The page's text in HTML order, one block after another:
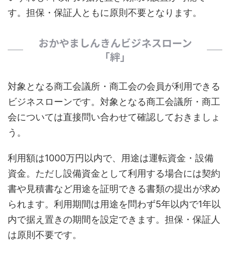
す。担保・保証人ともに原則不要となります。
おかやましんきんビジネスローン
「絆」
対象となる商工会議所・商工会の会員が利用できる
ビジネスローンです。対象となる商工会議所・商工
会については直接問い合わせて確認しておきましょ
う。
利用額は1000万円以内で、用途は運転資金・設備
資金。ただし設備資金として利用する場合には契約
書や見積書など用途を証明できる書類の提出が求め
られます。利用期間は用途を問わず5年以内で1年以
内で据え置きの期間を設定できます。担保・保証人
は原則不要です。